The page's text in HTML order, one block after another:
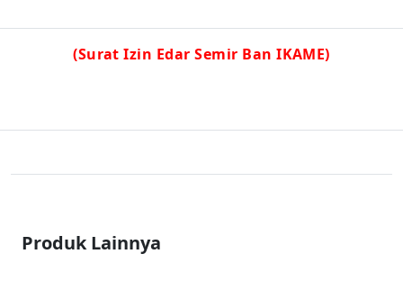
(Surat Izin Edar Semir Ban IKAME)
Produk Lainnya